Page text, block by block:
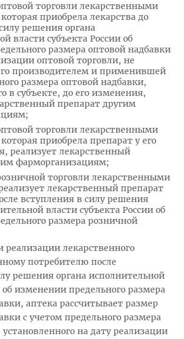
торговли лекарственными
приобрела лекарства до
решения органа
власти субъекта России об
размера оптовой надбавки
оптовой торговли, не
производителем и применившей
размера оптовой надбавки,
в субъекте, до его изменения,
препарат другим
торговли лекарственными
приобрела препарат у его
реализует лекарственный
фарморганизациям;
торговли лекарственными
лекарственный препарат
вступления в силу решения
власти субъекта России об
размера розничной
реализации лекарственного
потребителю после
решения органа исполнительной
об изменении предельного размера
аптека рассчитывает размер
с учетом предельного размера
на дату реализации